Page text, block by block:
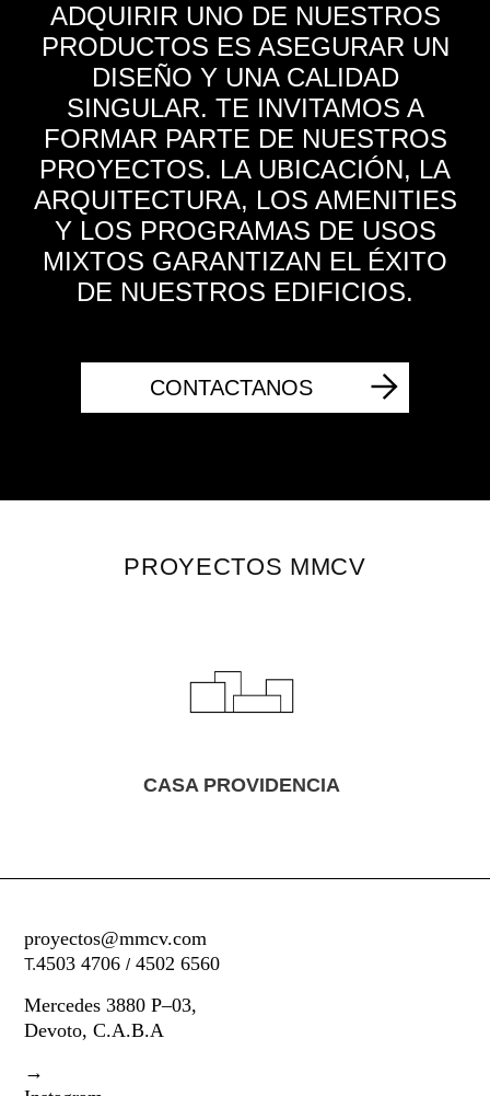
ADQUIRIR UNO DE NUESTROS
PRODUCTOS ES ASEGURAR UN
DISEÑO Y UNA CALIDAD
SINGULAR. TE INVITAMOS A
FORMAR PARTE DE NUESTROS
PROYECTOS. LA UBICACIÓN, LA
ARQUITECTURA, LOS AMENITIES
Y LOS PROGRAMAS DE USOS
MIXTOS GARANTIZAN EL ÉXITO
DE NUESTROS EDIFICIOS.
CONTACTANOS
PROYECTOS MMCV
CASA PROVIDENCIA
proyectos@mmcv.com
T.4503 4706 / 4502 6560
Mercedes 3880 P–03,
Devoto, C.A.B.A
→